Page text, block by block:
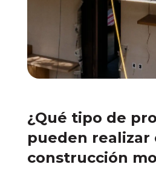
¿Qué tipo de
pueden realizar
construcción